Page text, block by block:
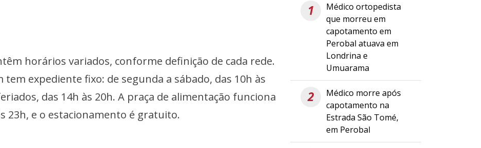
horários variados, conforme definição de cada rede.
tem expediente fixo: de segunda a sábado, das 10h às
das 14h às 20h. A praça de alimentação funciona
23h, e o estacionamento é gratuito.
1
Médico ortopedista
que morreu em
capotamento em
Perobal atuava em
Londrina e
Umuarama
2
Médico morre após
capotamento na
Estrada São Tomé,
em Perobal